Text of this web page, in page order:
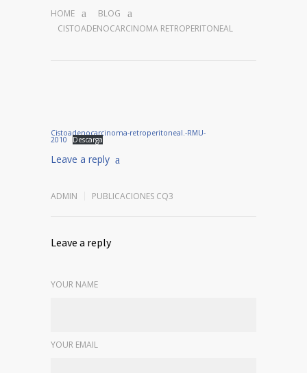
HOME
BLOG
CISTOADENOCARCINOMA RETROPERITONEAL
Cistoadenocarcinoma-retroperitoneal.-RMU-
2010 Descarga
Leave a reply
ADMIN PUBLICACIONES CQ3
Leave a reply
YOUR NAME
YOUR EMAIL